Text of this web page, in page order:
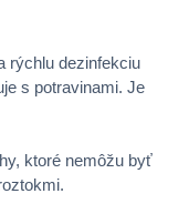
rýchlu dezinfekciu
s potravinami. Je
ktoré nemôžu byť